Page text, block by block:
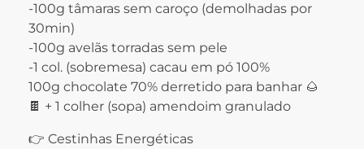
-100g tâmaras sem caroço (demolhadas por
30min)
-100g avelãs torradas sem pele
-1 col. (sobremesa) cacau em pó 100%
100g chocolate 70% derretido para banhar 🌰
🍫 + 1 colher (sopa) amendoim granulado
👉 Cestinhas Energéticas